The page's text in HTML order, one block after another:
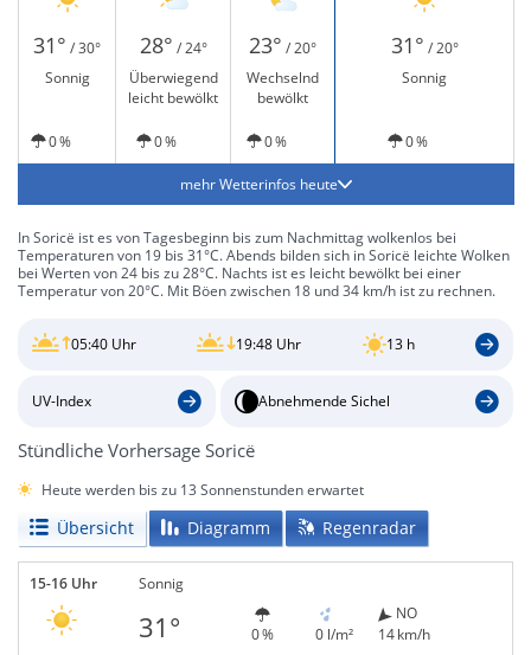
31° / 30° 28° / 24° 23° / 20° 31° / 20°
Sonnig
Überwiegend
leicht bewölkt
Wechselnd
bewölkt
Sonnig
0 % 0 % 0 % 0 %
mehr Wetterinfos heute
In Soricë ist es von Tagesbeginn bis zum Nachmittag wolkenlos bei
Temperaturen von 19 bis 31°C. Abends bilden sich in Soricë leichte Wolken
bei Werten von 24 bis zu 28°C. Nachts ist es leicht bewölkt bei einer
Temperatur von 20°C. Mit Böen zwischen 18 und 34 km/h ist zu rechnen.
05:40 Uhr 19:48 Uhr 13 h
UV-Index Abnehmende Sichel
Stündliche Vorhersage Soricë
Heute werden bis zu 13 Sonnenstunden erwartet
Übersicht Diagramm Regenradar
15-16 Uhr Sonnig
31° 0 % 0 l/m²
NO
14 km/h